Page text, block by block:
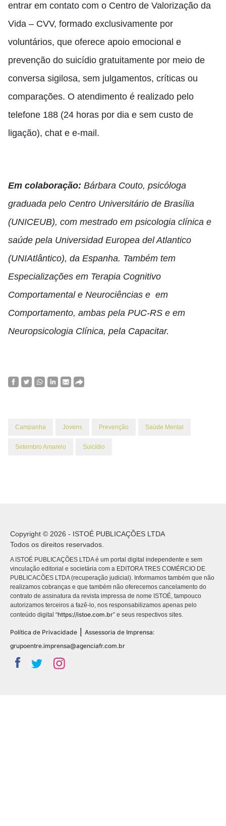
entrar em contato com o Centro de Valorização da
Vida – CVV, formado exclusivamente por
voluntários, que oferece apoio emocional e
prevenção do suicídio gratuitamente por meio de
conversa sigilosa, sem julgamentos, críticas ou
comparações. O atendimento é realizado pelo
telefone 188 (24 horas por dia e sem custo de
ligação), chat e e-mail.
Em colaboração: Bárbara Couto, psicóloga
graduada pelo Centro Universitário de Brasília
(UNICEUB), com mestrado em psicologia clínica e
saúde pela Universidad Europea del Atlantico
(UNIAtlântico), da Espanha. Também tem
Especializações em Terapia Cognitivo
Comportamental e Neurociências e em
Comportamento, ambas pela PUC-RS e em
Neuropsicologia Clínica, pela Capacitar.
Campanha Jovens Prevenção Saúde Mental
Setembro Amarelo Suicídio
Copyright © 2026 - ISTOÉ PUBLICAÇÕES LTDA
Todos os direitos reservados.
A ISTOÉ PUBLICAÇÕES LTDA é um portal digital independente e sem
vinculação editorial e societária com a EDITORA TRES COMÉRCIO DE
PUBLICACÕES LTDA (recuperação judicial). Informamos também que não
realizamos cobranças e que também não oferecemos cancelamento do
contrato de assinatura da revista impressa de nome ISTOÉ, tampouco
autorizamos terceiros a fazê-lo, nos responsabilizamos apenas pelo
conteúdo digital “https://istoe.com.br” e seus respectivos sites.
Política de Privacidade
Assessoria de Imprensa:
grupoentre.imprensa@agenciafr.com.br